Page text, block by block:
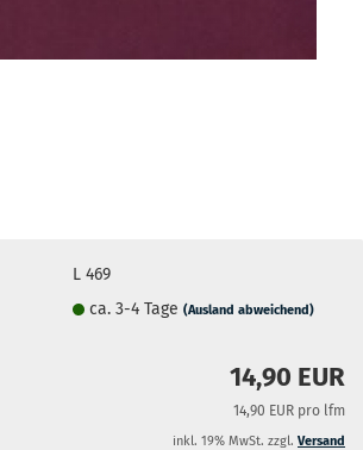
L 469
ca. 3-4 Tage(Ausland abweichend)
14,90 EUR
14,90 EUR pro lfm
inkl. 19% MwSt. zzgl. Versand